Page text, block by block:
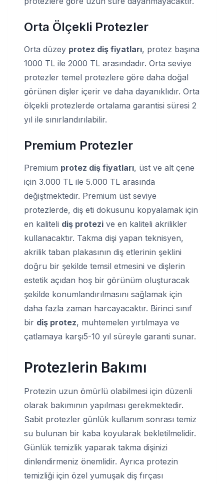
Orta Ölçekli Protezler
Orta düzey protez diş fiyatları, protez başına
1000 TL ile 2000 TL arasındadır. Orta seviye
protezler temel protezlere göre daha doğal
görünen dişler içerir ve daha dayanıklıdır. Orta
ölçekli protezlerde ortalama garantisi süresi 2
yıl ile sınırlandırılabilir.
Premium Protezler
Premium protez diş fiyatları, üst ve alt çene
için 3.000 TL ile 5.000 TL arasında
değiştmektedir. Premium üst seviye
protezlerde, diş eti dokusunu kopyalamak için
en kaliteli diş protezi ve en kaliteli akrilikler
kullanacaktır. Takma dişi yapan teknisyen,
akrilik taban plakasının diş etlerinin şeklini
doğru bir şekilde temsil etmesini ve dişlerin
estetik açıdan hoş bir görünüm oluşturacak
şekilde konumlandırılmasını sağlamak için
daha fazla zaman harcayacaktır. Birinci sınıf
bir diş protez, muhtemelen yırtılmaya ve
çatlamaya karşı5-10 yıl süreyle garanti sunar.
Protezlerin Bakımı
Protezin uzun ömürlü olabilmesi için düzenli
olarak bakımının yapılması gerekmektedir.
Sabit protezler günlük kullanım sonrası temiz
su bulunan bir kaba koyularak bekletilmelidir.
Günlük temizlik yaparak takma dişinizi
dinlendirmeniz önemlidir. Ayrıca protezin
temizliği için özel yumuşak diş fırçası